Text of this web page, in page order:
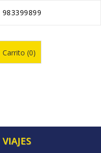
983399899
Carrito (0)
VIAJES